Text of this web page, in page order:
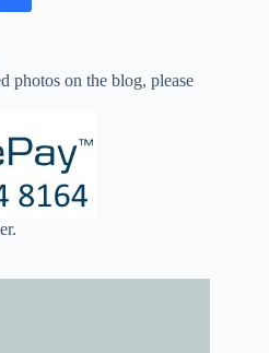
photos on the blog, please